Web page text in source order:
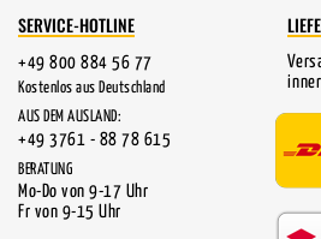
SERVICE-HOTLINE
+49 800 884 56 77
Kostenlos aus Deutschland
AUS DEM AUSLAND:
+49 3761 - 88 78 615
BERATUNG
Mo-Do von 9-17 Uhr
Fr von 9-15 Uhr